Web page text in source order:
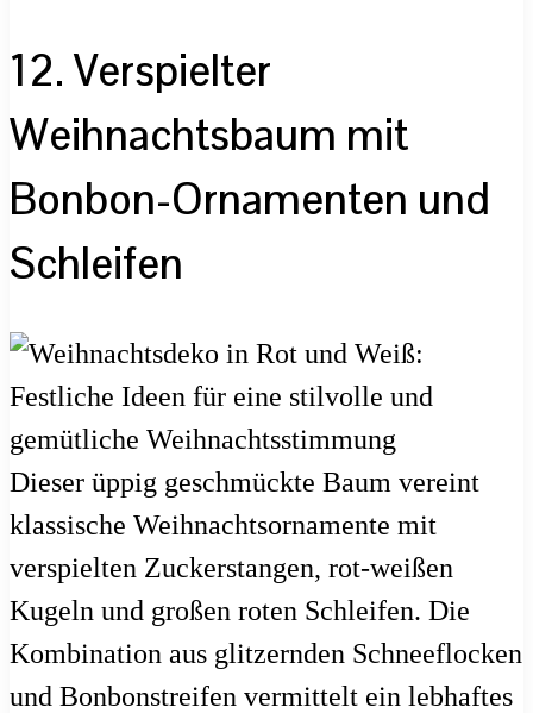
12. Verspielter
Weihnachtsbaum mit
Bonbon-Ornamenten und
Schleifen
Dieser üppig geschmückte Baum vereint
klassische Weihnachtsornamente mit
verspielten Zuckerstangen, rot-weißen
Kugeln und großen roten Schleifen. Die
Kombination aus glitzernden Schneeflocken
und Bonbonstreifen vermittelt ein lebhaftes